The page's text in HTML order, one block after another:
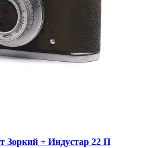
Зоркий + Индустар 22 П